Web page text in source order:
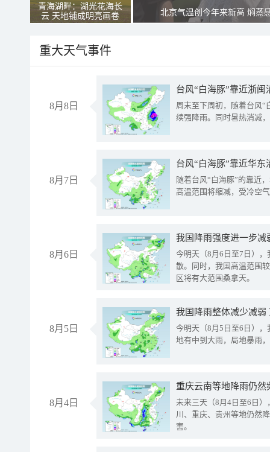
青海湖畔：湖光花海长
云 天地铺成明亮画卷
北京气温创今年来新高 焖蒸
重大天气事件
8月8日
台风“白海豚”靠近浙
周末至下周初，随着台风“
续强降雨。同时暑热消减
8月7日
台风“白海豚”靠近华
随着台风“白海豚”的靠近
高温范围将缩减，受冷空
8月6日
今明天（8月6日至7日）
散。同时，我国高温范围
区将有大范围桑拿天。
8月5日
我国降雨整体减少减弱
今明天（8月5日至6日）
地有中到大雨，局地暴雨
8月4日
重庆云南等地降雨仍然
未来三天（8月4日至6日
川、重庆、贵州等地仍然
害。